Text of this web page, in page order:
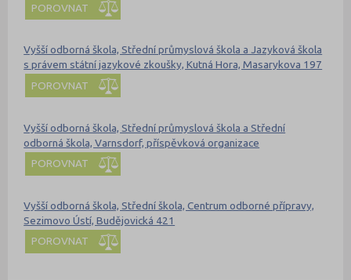
POROVNAT
Vyšší odborná škola, Střední průmyslová škola a Jazyková škola
s právem státní jazykové zkoušky, Kutná Hora, Masarykova 197
POROVNAT
Vyšší odborná škola, Střední průmyslová škola a Střední
odborná škola, Varnsdorf, příspěvková organizace
POROVNAT
Vyšší odborná škola, Střední škola, Centrum odborné přípravy,
Sezimovo Ústí, Budějovická 421
POROVNAT